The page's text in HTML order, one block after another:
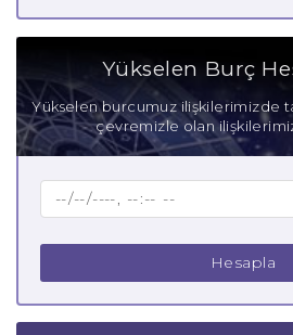
Yükselen Burç
Yükselen burcumuz ilişkilerimizde
çevremizle olan
Hesapla